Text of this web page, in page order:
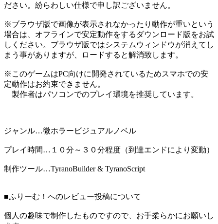
ださい。紛らわしい仕様で申し訳ございません。
※ブラウザ版で画像が表示されなかったり動作が重いという
場合は、オフラインで安定動作をするダウンロード版をお試
しください。ブラウザ版ではシステムウィンドウが消えてし
まう事がありますが、ロードすると解消致します。
※このゲームはPC向けに開発されているためスマホでの安
定動作はお約束できません。
製作者はパソコンでのプレイ環境を推奨しています。
ジャンル…微ホラービジュアルノベル
プレイ時間…１０分～３０分程度（到達エンドにより変動）
制作ツール…TyranoBuilder & TyranoScript
■ふりーむ！へのレビュー投稿について
個人の趣味で制作したものですので、お手柔らかにお願いし